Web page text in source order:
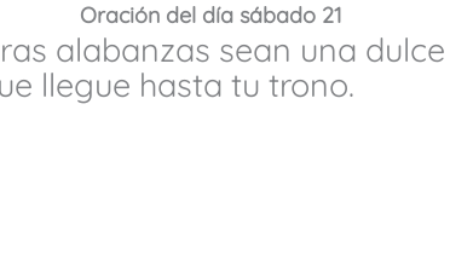
Oración del día sábado 21
alabanzas sean una dulce
llegue hasta tu trono.